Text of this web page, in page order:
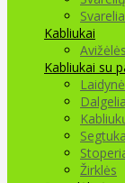
Kabliukai
Kabliukai su
Žirklės